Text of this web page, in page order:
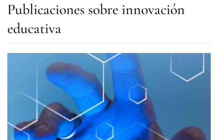
Publicaciones sobre innovación
educativa